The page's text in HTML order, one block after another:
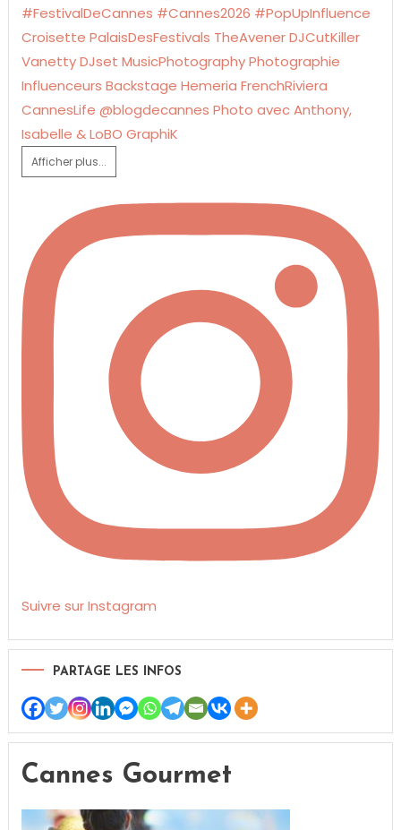
Afficher plus...
Suivre sur Instagram
PARTAGE LES INFOS
Cannes Gourmet